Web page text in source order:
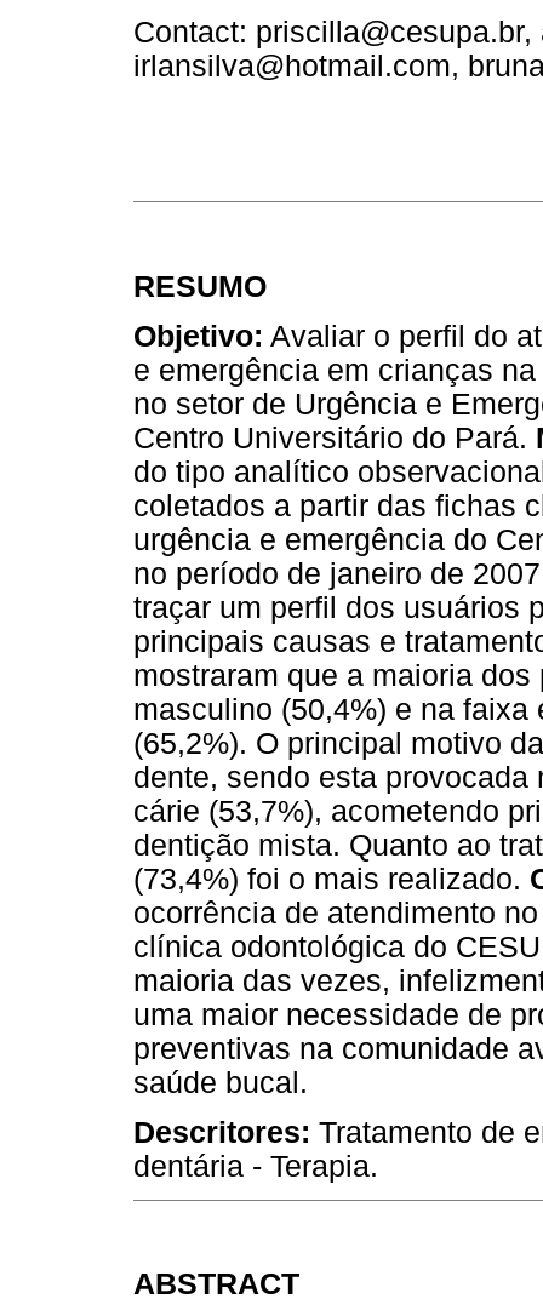
Contact:
irlansilva@hotmail.com,
RESUMO
Objetivo: Avaliar o perfil do
e emergência em crianças
no setor de Urgência e
Centro Universitário do Pará.
do tipo analítico
coletados a partir das fichas
urgência e emergência do
no período de janeiro de
traçar um perfil dos usuários
principais causas e
mostraram que a maioria
masculino (50,4%) e na
(65,2%). O principal motivo
dente, sendo esta
cárie (53,7%), acometendo
dentição mista. Quanto ao
(73,4%) foi o mais realizado.
ocorrência de atendimento
clínica odontológica do
maioria das vezes,
uma maior necessidade de
preventivas na comunidade
saúde bucal.
Descritores: Tratamento de
dentária - Terapia.
ABSTRACT